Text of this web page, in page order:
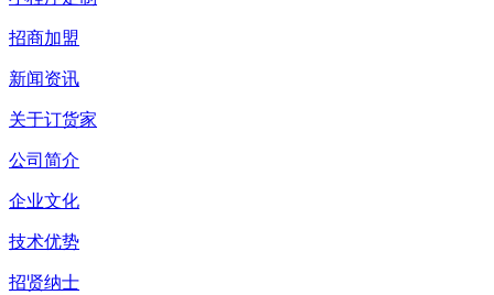
招商加盟
新闻资讯
关于订货家
公司简介
企业文化
技术优势
招贤纳士